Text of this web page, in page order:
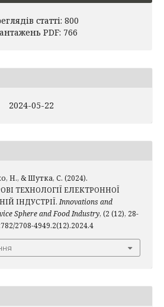
статті: 800
PDF: 766
2024-05-22
Н., & Шутка, С. (2024).
ТЕХНОЛОГІЇ ЕЛЕКТРОННОЇ
ІНДУСТРІЇ.Innovations and
Sphere and Food Industry, (2 (12), 28-
2708-4949.2(12).2024.4